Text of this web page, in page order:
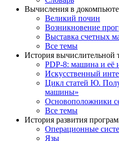
Вычисления в
Великий почин
Возникновение
Выставка счетных
Все темы
История вычислительной
PDP-8: машина и её
Искусственный
Цикл статей Ю.
машины»
Основоположники
Все темы
История развития
Операционные
Язы